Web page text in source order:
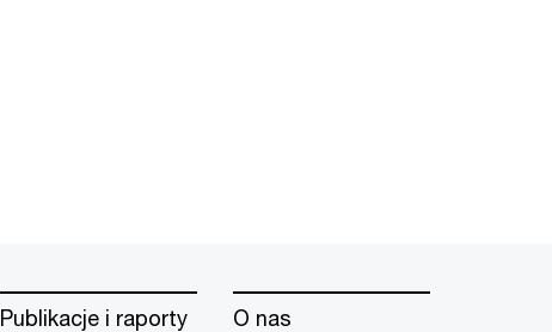
Publikacje i raporty O nas